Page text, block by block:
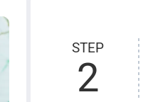
STEP
2